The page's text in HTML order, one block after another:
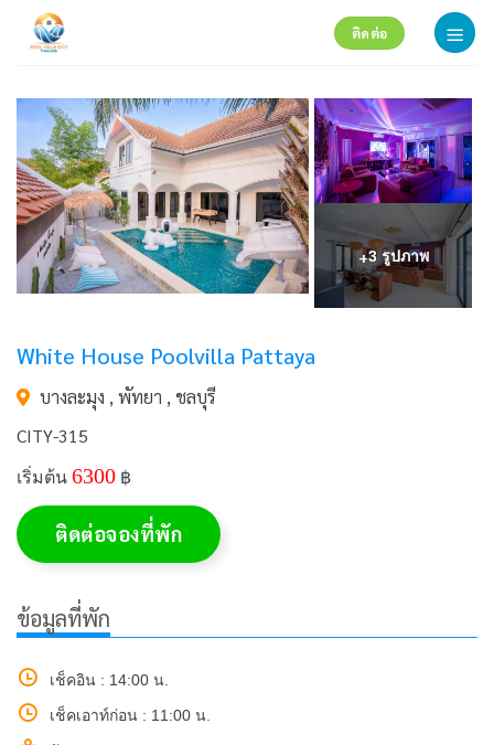
ติดต่อ
+3 รูปภาพ
White House Poolvilla Pattaya
บางละมุง , พัทยา , ชลบุรี
CITY-315
เริ่มต้น 6300 ฿
ติดต่อจองที่พัก
ข้อมูลที่พัก
เช็คอิน : 14:00 น.
เช็คเอาท์ก่อน : 11:00 น.